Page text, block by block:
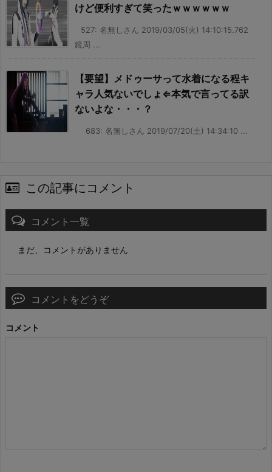
けど便利すぎて笑ったｗｗｗｗｗｗ
527: 名無しさん 2019/03/05(火) 14:10:15.762
鏡周 ...
【要望】メドゥーサって水着になる程キ
ャラ人気ないでしょ⇐本気で言ってる訳
ないよな・・・？
683: 名無しさん 2019/07/20(土) 14:34:10 ...
この記事にコメント
コメント一覧
まだ、コメントがありません
コメントをどうぞ
コメント